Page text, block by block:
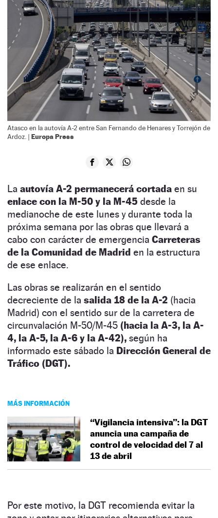
Atasco en la autovía A-2 entre San Fernando de Henares y Torrejón de
Ardoz. | Europa Press
La autovía A-2 permanecerá cortada en su
enlace con la M-50 y la M-45 desde la
medianoche de este lunes y durante toda la
próxima semana por las obras que llevará a
cabo con carácter de emergencia Carreteras
de la Comunidad de Madrid en la estructura
de ese enlace.
Las obras se realizarán en el sentido
decreciente de la salida 18 de la A-2 (hacia
Madrid) con el sentido sur de la carretera de
circunvalación M-50/M-45 (hacia la A-3, la A-
4, la A-5, la A-6 y la A-42), según ha
informado este sábado la Dirección General de
Tráfico (DGT).
MÁS INFORMACIÓN
“Vigilancia intensiva”: la DGT
anuncia una campaña de
control de velocidad del 7 al
13 de abril
Por este motivo, la DGT recomienda evitar la